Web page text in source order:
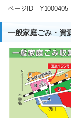
ページID Y1000405
一般家庭ごみ・資